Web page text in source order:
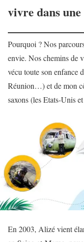
vivre dans
Pourquoi ? Nos
envie. Nos chemins de
vécu toute son enfance
Réunion…) et de mon
saxons (les Etats-Unis
En 2003, Alizé vient